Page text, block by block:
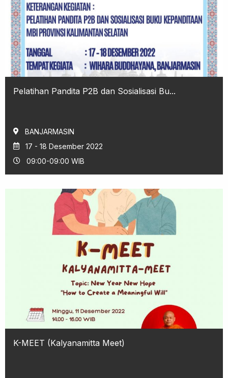
Pelatihan Pandita P2B dan Sosialisasi Bu...
BANJARMASIN
17 - 18 Desember 2022
09:00-09:00 WIB
K-MEET (Kalyanamitta Meet)